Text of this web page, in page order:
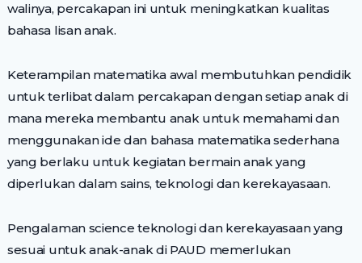
walinya, percakapan ini untuk meningkatkan kualitas
bahasa lisan anak.
Keterampilan matematika awal membutuhkan pendidik
untuk terlibat dalam percakapan dengan setiap anak di
mana mereka membantu anak untuk memahami dan
menggunakan ide dan bahasa matematika sederhana
yang berlaku untuk kegiatan bermain anak yang
diperlukan dalam sains, teknologi dan kerekayasaan.
Pengalaman science teknologi dan kerekayasaan yang
sesuai untuk anak-anak di PAUD memerlukan